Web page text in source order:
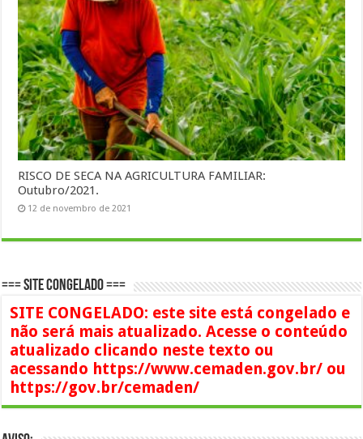
RISCO DE SECA NA AGRICULTURA FAMILIAR:
Outubro/2021.
12 de novembro de 2021
=== SITE CONGELADO ===
SITE CONGELADO: este site está congelado e
não será mais atualizado. Acesse o conteúdo
atualizado clicando neste texto ou
acessando https://www.cemaden.gov.br/ ou
https://gov.br/cemaden/